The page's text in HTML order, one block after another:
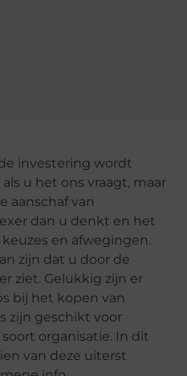
investering wordt
u het ons vraagt, maar
aanschaf van
dan u denkt en het
en afwegingen.
zijn dat u door de
ziet. Gelukkig zijn er
bij het kopen van
zijn geschikt voor
organisatie. In dit
van deze uiterst